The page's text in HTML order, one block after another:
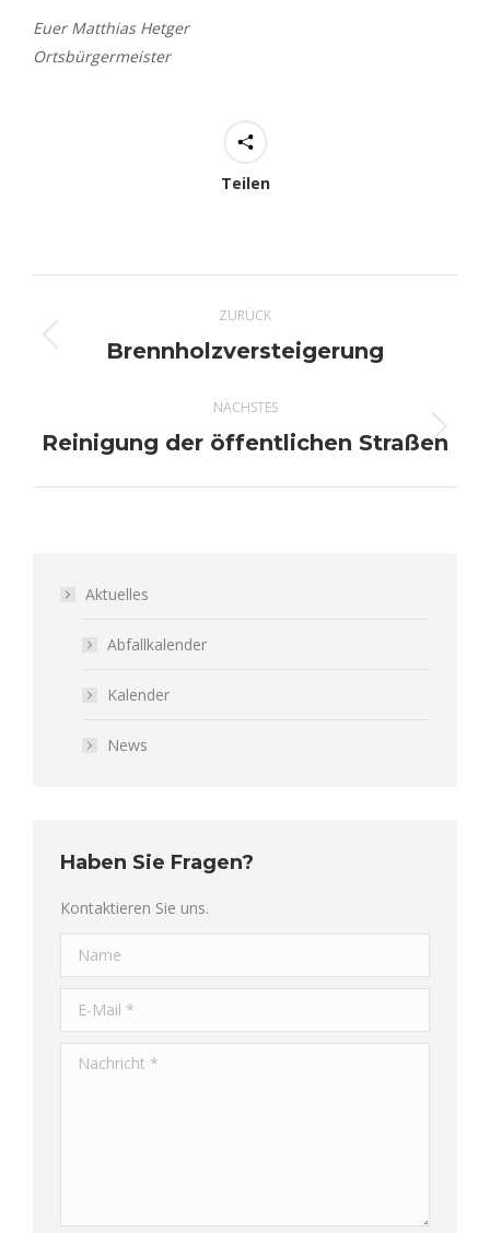
Euer Matthias Hetger
Ortsbürgermeister
Teilen
Kommentarnavigation
ZURÜCK
Vorheriger
Brennholzversteigerung
NÄCHSTES
Nächster
Reinigung der öffentlichen Straßen
Aktuelles
Abfallkalender
Kalender
News
Haben Sie Fragen?
Kontaktieren Sie uns.
Name
E-Mail *
Nachricht *